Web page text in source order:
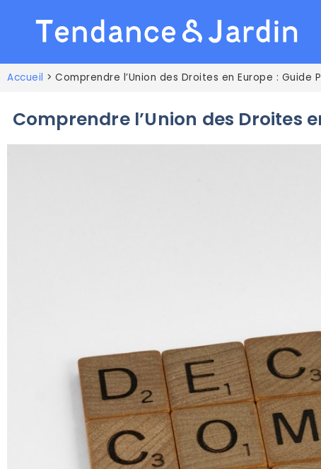
Accueil > Comprendre l’Union des Droites en Europe : Guide
Comprendre l’Union des Droites